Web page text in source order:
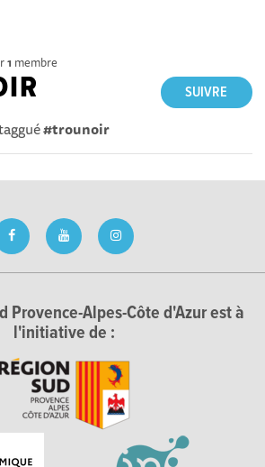
1 membre
SUIVRE
#trounoir
Provence-Alpes-Côte d'Azur est à
l'initiative de :